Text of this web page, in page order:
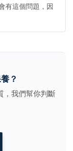
有這個問題，因
？
，我們幫你判斷